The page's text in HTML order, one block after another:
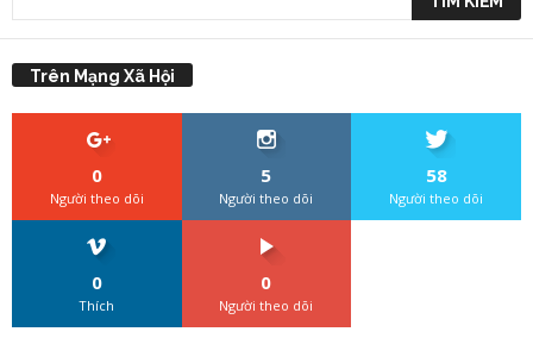
Trên Mạng Xã Hội
0
Người theo dõi
5
Người theo dõi
58
Người theo dõi
0
Thích
0
Người theo dõi